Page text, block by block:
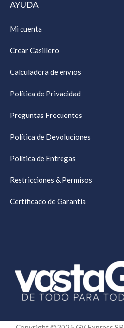
AYUDA
Mi cuenta
Crear Casillero
Calculadora de envíos
Política de Privacidad
Preguntas Frecuentes
Política de Devoluciones
Política de Entregas
Restricciones & Permisos
Certificado de Garantía